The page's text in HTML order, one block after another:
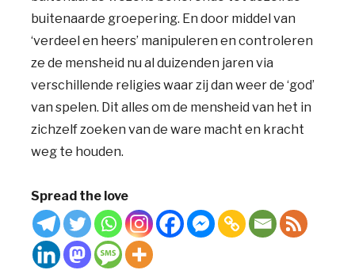
buitenaarde groepering. En door middel van
‘verdeel en heers’ manipuleren en controleren
ze de mensheid nu al duizenden jaren via
verschillende religies waar zij dan weer de ‘god’
van spelen. Dit alles om de mensheid van het in
zichzelf zoeken van de ware macht en kracht
weg te houden.
Spread the love